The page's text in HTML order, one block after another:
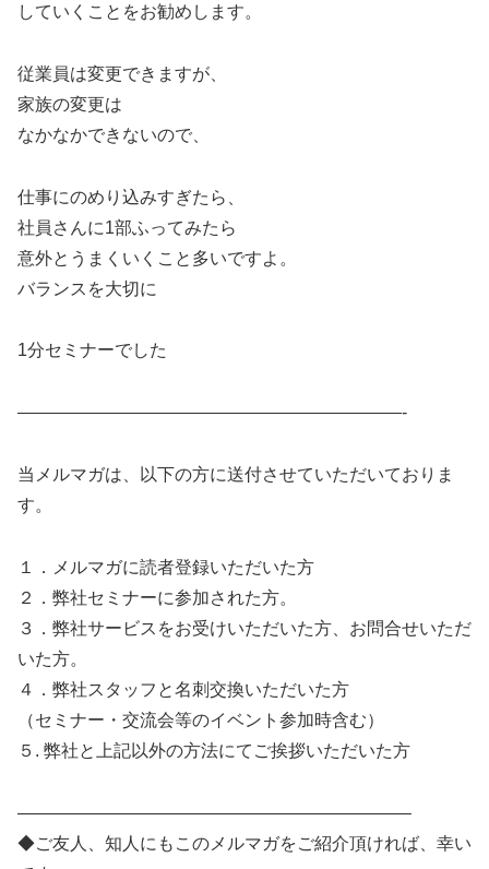
していくことをお勧めします。
従業員は変更できますが、
家族の変更は
なかなかできないので、
仕事にのめり込みすぎたら、
社員さんに1部ふってみたら
意外とうまくいくこと多いですよ。
バランスを大切に
1分セミナーでした
——————————————————————-
当メルマガは、以下の方に送付させていただいておりま
す。
１．メルマガに読者登録いただいた方
２．弊社セミナーに参加された方。
３．弊社サービスをお受けいただいた方、お問合せいただ
いた方。
４．弊社スタッフと名刺交換いただいた方
（セミナー・交流会等のイベント参加時含む）
５. 弊社と上記以外の方法にてご挨拶いただいた方
——————————————————————–
◆ご友人、知人にもこのメルマガをご紹介頂ければ、幸い